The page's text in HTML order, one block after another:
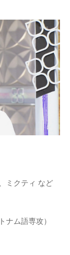
ミクティ など
ナム語専攻）